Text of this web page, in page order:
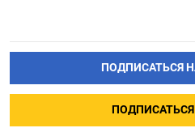
ПОДПИСАТЬСЯ
ПОДПИСАТЬСЯ